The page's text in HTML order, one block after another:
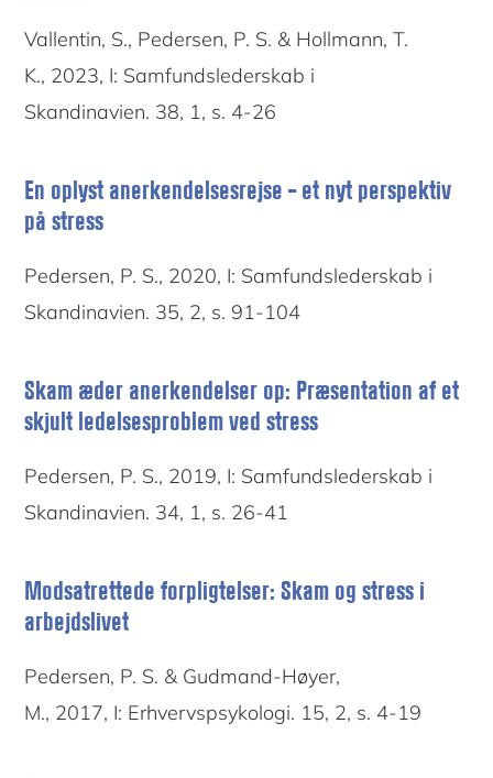
Vallentin, S., Pedersen, P. S. & Hollmann, T.
K., 2023, I: Samfundslederskab i
Skandinavien. 38, 1, s. 4-26
En oplyst anerkendelsesrejse – et nyt perspektiv
på stress
Pedersen, P. S., 2020, I: Samfundslederskab i
Skandinavien. 35, 2, s. 91-104
Skam æder anerkendelser op: Præsentation af et
skjult ledelsesproblem ved stress
Pedersen, P. S., 2019, I: Samfundslederskab i
Skandinavien. 34, 1, s. 26-41
Modsatrettede forpligtelser: Skam og stress i
arbejdslivet
Pedersen, P. S. & Gudmand-Høyer,
M., 2017, I: Erhvervspsykologi. 15, 2, s. 4-19